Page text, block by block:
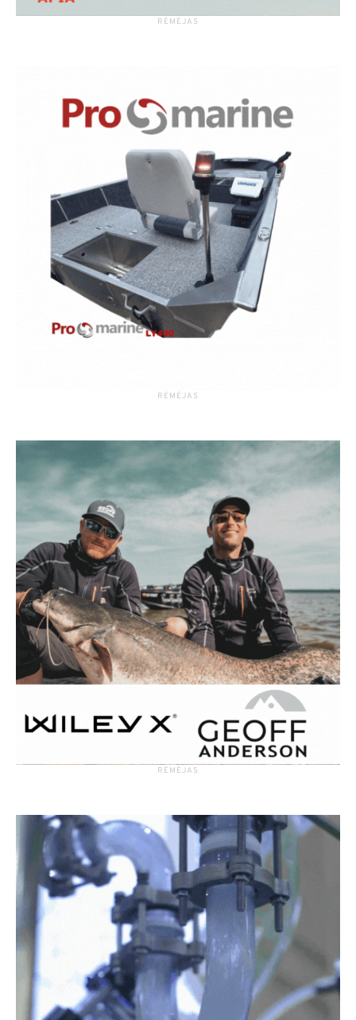
RĖMĖJAS
RĖMĖJAS
RĖMĖJAS